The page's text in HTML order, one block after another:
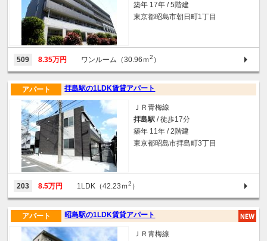
築年 17年 / 5階建
東京都昭島市朝日町1丁目
509 8.35万円 ワンルーム（30.96ｍ2 ）
拝島駅の1LDK賃貸アパート
アパート
ＪＲ青梅線
拝島駅 / 徒歩17分
築年 11年 / 2階建
東京都昭島市拝島町3丁目
203 8.5万円 1LDK（42.23ｍ2 ）
昭島駅の1LDK賃貸アパート
アパート
ＪＲ青梅線